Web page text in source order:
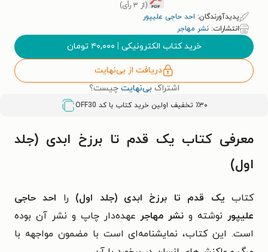
(از ۳ رأی)
پدیدآورندگان: احد حاجی علیپور
انتشارات: نشر مهاجر
خرید کتاب الکترونیکی | ۴۰,۰۰۰ تومان
دریافت از بی‌نهایت
اشتراک بی‌نهایت چیست؟
٪۳۰ تخفیف اولین خرید کتاب با کد OFF30
معرفی کتاب یک قدم تا برزخ ابدی (جلد
اول)
کتاب یک قدم تا برزخ ابدی (جلد اول) را احد حاجی
علیپور نوشته و نشر مهاجر عهده‌دار چاپ و نشر آن بوده
است. این کتاب، نمایشنامه‌ای است با مضمون مواجهه با